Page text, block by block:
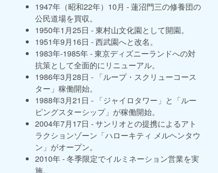
1947年（昭和22年）10月 - 蓮沼門三の修養団の
公民道場を買収。
1950年1月25日 - 東村山文化園として開園。
1951年9月16日 - 西武園へと改名。
1983年-1985年 - 東京ディズニーランドへの対
抗策として全面的にリニューアル。
1986年3月28日 - 「ループ・スクリューコース
ター」稼働開始。
1988年3月21日 - 「ジャイロタワー」と「ルー
ピングスターシップ」が稼働開始。
2004年7月17日 - サンリオとの提携によるアト
ラクションゾーン「ハローキティ メルヘンタウ
ン」がオープン。
2010年 - 冬季限定でイルミネーション営業を実
施。